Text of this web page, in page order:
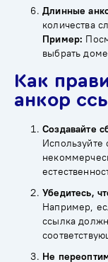
Длинные
количества
Пример:
выбрать
Как
анкор
Создавайте
Используйте
Убедитесь,
Например,
ссылка
Не